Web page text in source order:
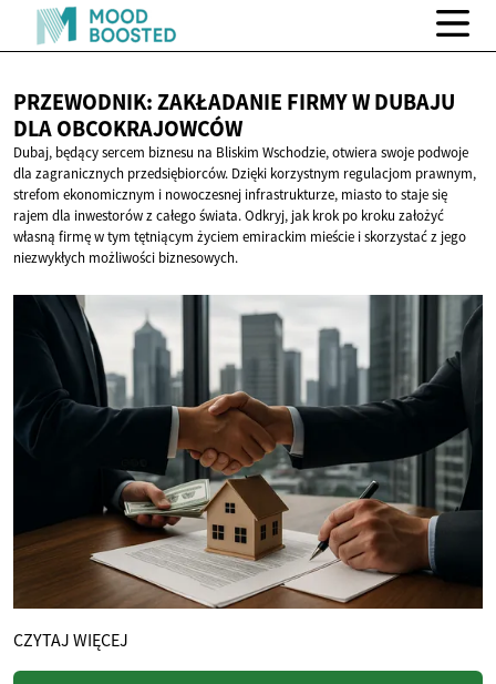
PRZEWODNIK: ZAKŁADANIE FIRMY W DUBAJU
DLA OBCOKRAJOWCÓW
Dubaj, będący sercem biznesu na Bliskim Wschodzie, otwiera swoje podwoje
dla zagranicznych przedsiębiorców. Dzięki korzystnym regulacjom prawnym,
strefom ekonomicznym i nowoczesnej infrastrukturze, miasto to staje się
rajem dla inwestorów z całego świata. Odkryj, jak krok po kroku założyć
własną firmę w tym tętniącym życiem emirackim mieście i skorzystać z jego
niezwykłych możliwości biznesowych.
CZYTAJ WIĘCEJ